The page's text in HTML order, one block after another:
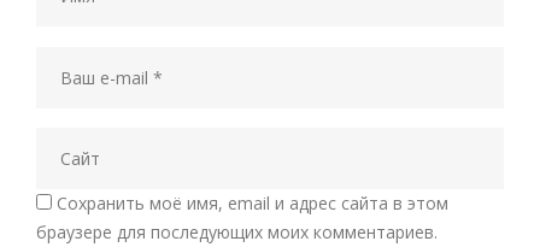
Сохранить моё имя, email и адрес сайта в этом
браузере для последующих моих комментариев.